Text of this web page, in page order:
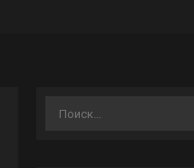
Найти: